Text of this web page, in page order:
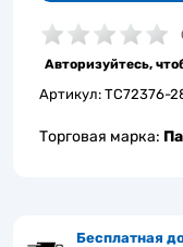
Авторизуйтесь,
Артикул: TC72376-
Торговая марка:
Бесплатная